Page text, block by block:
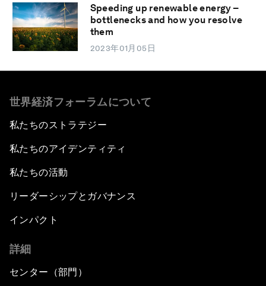
Speeding up renewable energy –
bottlenecks and how you resolve
them
2023年01月05日
世界経済フォーラムについて
私たちのストラテジー
私たちのアイデンティティ
私たちの活動
リーダーシップとガバナンス
インパクト
詳細
センター（部門）